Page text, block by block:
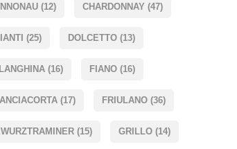
(12) CHARDONNAY (47)
(25) DOLCETTO (13)
(16) FIANO (16)
(17) FRIULANO (36)
(15) GRILLO (14)